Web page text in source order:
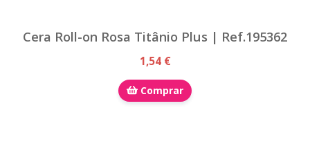
Cera Roll-on Rosa Titânio Plus | Ref.195362
1,54 €
Comprar